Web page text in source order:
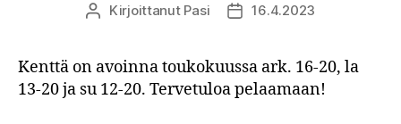
Kirjoittaja
Kirjoittanut Pasi Julkaisupäivämäärä
16.4.2023
Kenttä on avoinna toukokuussa ark. 16-20, la
13-20 ja su 12-20. Tervetuloa pelaamaan!